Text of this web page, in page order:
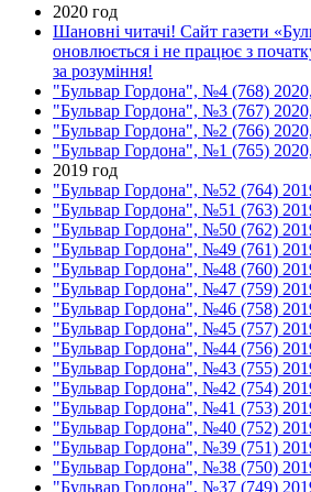
2020 год
Шановні читачі! Сайт газети
оновлюється і не працює з
за розуміння!
"Бульвар Гордона", №4 (768)
"Бульвар Гордона", №3 (767)
"Бульвар Гордона", №2 (766)
"Бульвар Гордона", №1 (765)
2019 год
"Бульвар Гордона", №52 (764)
"Бульвар Гордона", №51 (763)
"Бульвар Гордона", №50 (762)
"Бульвар Гордона", №49 (761)
"Бульвар Гордона", №48 (760)
"Бульвар Гордона", №47 (759)
"Бульвар Гордона", №46 (758)
"Бульвар Гордона", №45 (757)
"Бульвар Гордона", №44 (756)
"Бульвар Гордона", №43 (755)
"Бульвар Гордона", №42 (754)
"Бульвар Гордона", №41 (753)
"Бульвар Гордона", №40 (752)
"Бульвар Гордона", №39 (751)
"Бульвар Гордона", №38 (750)
"Бульвар Гордона", №37 (749)